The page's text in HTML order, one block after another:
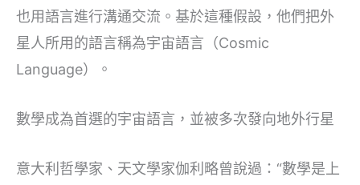
也用語言進行溝通交流。基於這種假設，他們把外
星人所用的語言稱為宇宙語言（Cosmic
Language）。
數學成為首選的宇宙語言，並被多次發向地外行星
意大利哲學家、天文學家伽利略曾說過：“數學是上